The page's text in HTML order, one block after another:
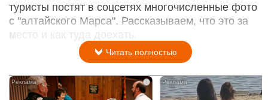
туристы постят в соцсетях многочисленные фото
с "алтайского Марса". Рассказываем, что это за
место и как туда доехать.
Читать полностью
i